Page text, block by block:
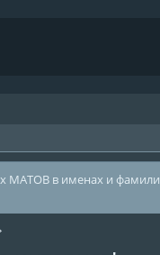
МАТОВ в именах и